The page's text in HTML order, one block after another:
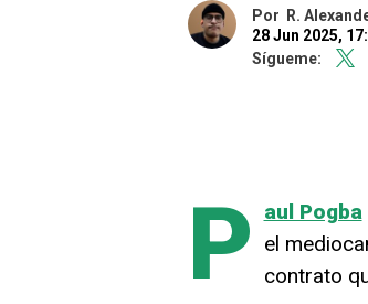
Por
R.
28 Jun 2025,
Sígueme:
P aul Pogba
el
contrato